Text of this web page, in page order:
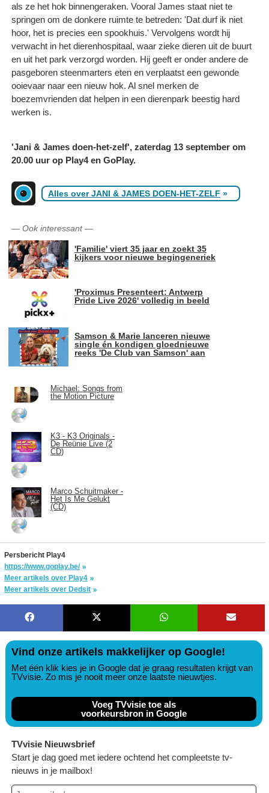
als ze het hok binnengeraken. Vooral James staat niet te
springen om de donkere ruimte te betreden: 'Dat durf ik niet
hoor, het is precies een spookhuis.' Vervolgens wordt hij
verwacht in het dierenhospitaal, waar zieke dieren uit de buurt
en uit het park verzorgd worden. Hij geeft er onder andere de
pasgeboren steenmarters eten en verplaatst een gewonde
ooievaar naar een nieuw hok. Al snel merken de
boezemvrienden dat helpen in een dierenpark beestig hard
werken is.
'Jani & James doen-het-zelf', zaterdag 13 september om
20.00 uur op Play4 en GoPlay.
Alles over JANI & JAMES DOEN-HET-ZELF »
— Ook interessant—
'Familie' viert 35 jaar en zoekt 35
kijkers voor nieuwe begingeneriek
'Proximus Presenteert: Antwerp
Pride Live 2026' volledig in beeld
Samson & Marie lanceren nieuwe
single én kondigen gloednieuwe
reeks 'De Club van Samson' aan
Michael: Songs from
the Motion Picture
K3 - K3 Originals -
De Reünie Live (2
CD)
Marco Schuitmaker -
Het Is Me Gelukt
(CD)
Persbericht Play4
https://www.goplay.be/
Meer artikels over Play4
Meer artikels over Dedsit
Vind onze artikels makkelijker op Google!
Met één klik kies je in Google dat je graag resultaten krijgt van
TVvisie. Zo mis je nooit meer onze laatste nieuwtjes.
Voeg TVvisie toe als
voorkeursbron in Google
TVvisie Nieuwsbrief
Start je dag goed met iedere ochtend het compleetste tv-
nieuws in je mailbox!